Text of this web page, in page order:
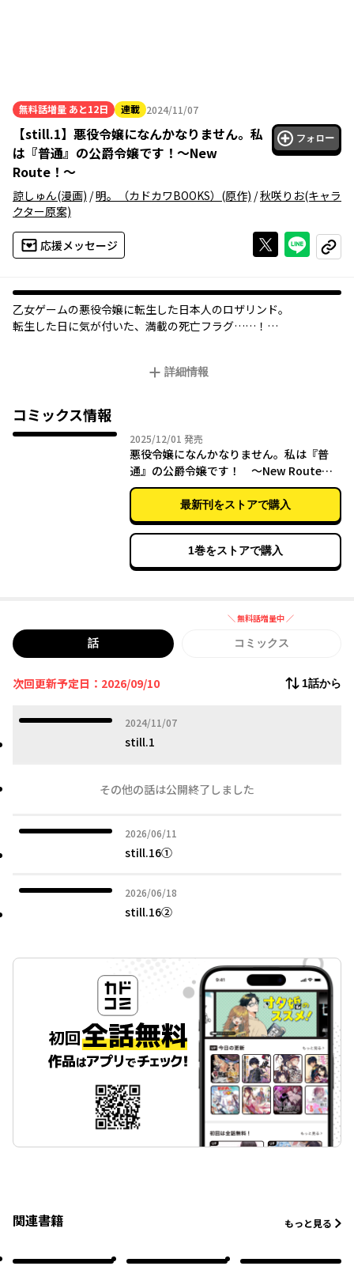
無料話増量 あと12日 連載 2024/11/07
2024年11月07日
【still.1】 悪役令嬢になんかなりません。私
は『普通』の公爵令嬢です！～New
Route！～
フォロー
諒しゅん(漫画) /明。（カドカワBOOKS） (原作) /秋咲りお(キャラ
クター原案)
応援メッセージ Xで投稿する
ライン
コピー
乙女ゲームの悪役令嬢に転生した日本人のロザリンド。
転生した日に気が付いた、満載の死亡フラグ……！
精霊と契約したり、父（宰相）の仕事を現代知識で手伝ったり、
挙句の果てには、ヒロインイベントまで回収しちゃって…？
無自覚でやらかしまくりのロザリンドは前世から推しの獣人ディ
ルクとラブラブもふもふできるのか！！？？
そして死亡フラグをへし折って平和に暮らせるのか―――！！？？
作家を新たに連載再開！
詳細情報
コミックス情報
2025/12/01 2025年12月01日
発売
悪役令嬢になんかなりません。私は『普
通』の公爵令嬢です！ ～New Route！
～ 2
最新刊をストアで購入
1巻をストアで購入
＼ 無料話増量中 ／
話 無料話増量中
コミックス
次回更新予定日：2026/09/10 1話から
2024/11/07
2024年11月07日
still.1
その他の話は公開終了しました
2026/06/11
2026年06月11日
still.16➀
2026/06/18
2026年06月18日
still.16②
関連書籍 もっと見る